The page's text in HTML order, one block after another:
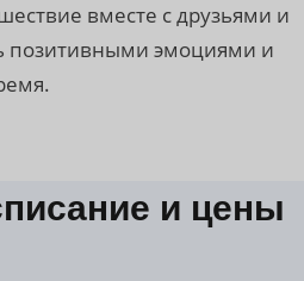
вместе с друзьями и
позитивными эмоциями и
и цены